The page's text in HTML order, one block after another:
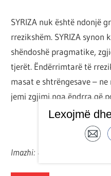
SYRIZA nuk është ndonjë
rrezikshëm. SYRIZA
shëndoshë pragmatike,
tjerët. Ëndërrimtarë të
masat e shtrëngesave –
jemi zgjimi nga ëndrra që
Imazhi: 4Liberty
Lexojmë